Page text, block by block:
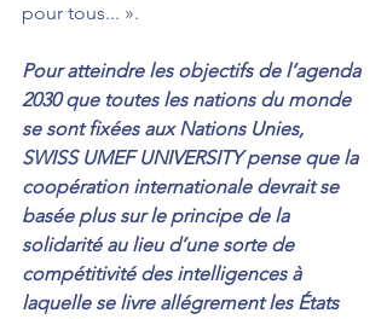
pour tous... ».
Pour atteindre les objectifs de l’agenda
2030 que toutes les nations du monde
se sont fixées aux Nations Unies,
SWISS UMEF UNIVERSITY pense que la
coopération internationale devrait se
basée plus sur le principe de la
solidarité au lieu d’une sorte de
compétitivité des intelligences à
laquelle se livre allégrement les États